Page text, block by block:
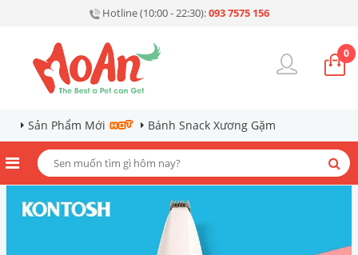
Hotline (10:00 - 22:30):093 7575 156
0
Sản Phẩm Mới Bánh Snack Xương Gặm